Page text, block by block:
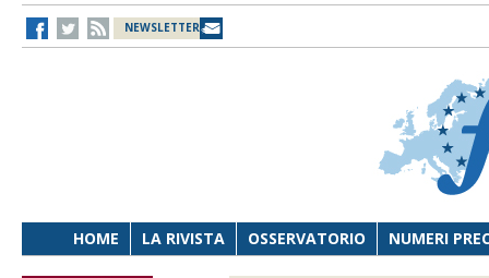
NEWSLETTER
HOME LA RIVISTA OSSERVATORIO NUMERI